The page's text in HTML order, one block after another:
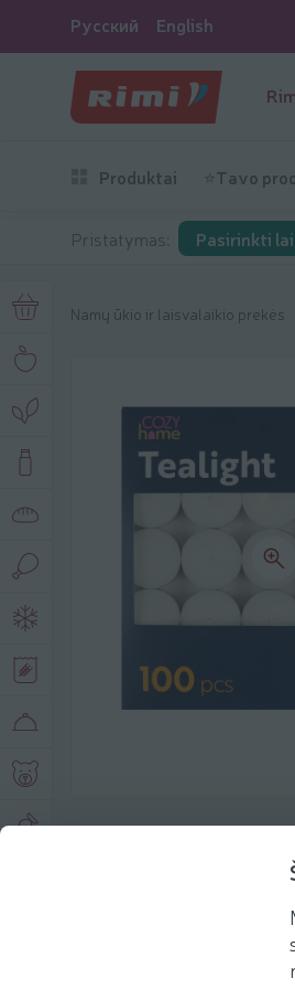
Русский English
Produktai ⭐Tavo
Pristatymas: Pasirinkti
Namų ūkio ir laisvalaikio prekės
Produkto